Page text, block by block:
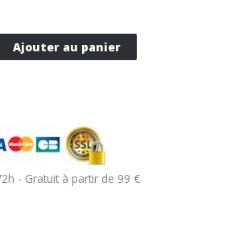
Ajouter au panier
- Gratuit à partir de 99 €